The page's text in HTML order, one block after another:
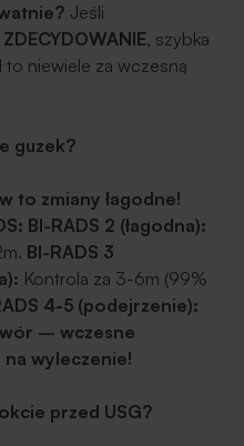
Jeśli
ZDECYDOWANIE, szybka
to niewiele za wczesną
guzek?
to zmiany łagodne!
BI-RADS 2 (łagodna):
BI-RADS 3
Kontrola za 3-6m (99%
4-5 (podejrzenie):
– wczesne
wyleczenie!
przed USG?